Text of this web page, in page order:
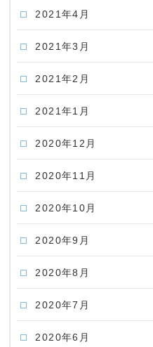
2021年4月
2021年3月
2021年2月
2021年1月
2020年12月
2020年11月
2020年10月
2020年9月
2020年8月
2020年7月
2020年6月